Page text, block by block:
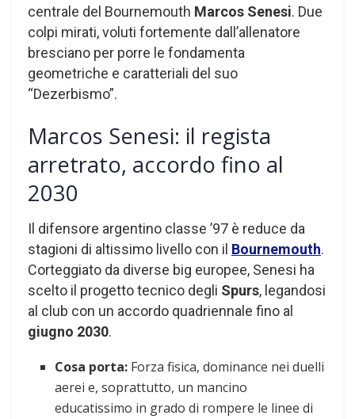
centrale del Bournemouth Marcos Senesi. Due
colpi mirati, voluti fortemente dall’allenatore
bresciano per porre le fondamenta
geometriche e caratteriali del suo
“Dezerbismo”.
Marcos Senesi: il regista
arretrato, accordo fino al
2030
Il difensore argentino classe ’97 è reduce da
stagioni di altissimo livello con il Bournemouth.
Corteggiato da diverse big europee, Senesi ha
scelto il progetto tecnico degli Spurs, legandosi
al club con un accordo quadriennale fino al
giugno 2030.
Cosa porta: Forza fisica, dominance nei duelli
aerei e, soprattutto, un mancino
educatissimo in grado di rompere le linee di